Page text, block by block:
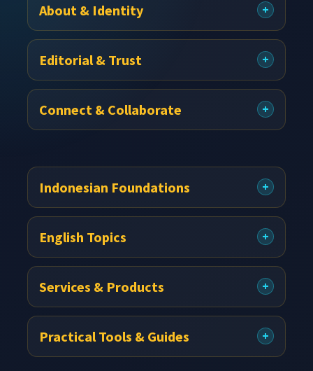
Footer
About & Identity
Editorial & Trust
Connect & Collaborate
Indonesian Foundations
English Topics
Services & Products
Practical Tools & Guides